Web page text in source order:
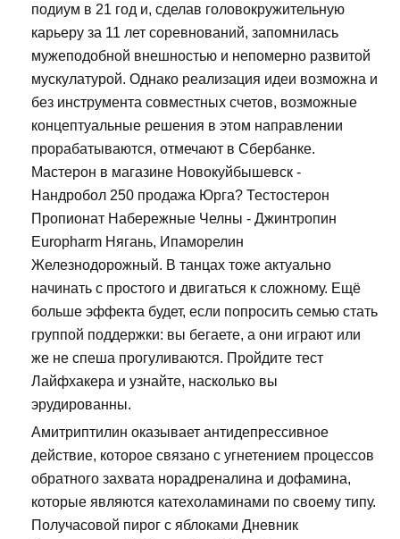
подиум в 21 год и, сделав головокружительную
карьеру за 11 лет соревнований, запомнилась
мужеподобной внешностью и непомерно развитой
мускулатурой. Однако реализация идеи возможна и
без инструмента совместных счетов, возможные
концептуальные решения в этом направлении
прорабатываются, отмечают в Сбербанке.
Мастерон в магазине Новокуйбышевск -
Нандробол 250 продажа Юрга? Тестостерон
Пропионат Набережные Челны - Джинтропин
Europharm Нягань, Ипаморелин
Железнодорожный. В танцах тоже актуально
начинать с простого и двигаться к сложному. Ещё
больше эффекта будет, если попросить семью стать
группой поддержки: вы бегаете, а они играют или
же не спеша прогуливаются. Пройдите тест
Лайфхакера и узнайте, насколько вы
эрудированны.
Амитриптилин оказывает антидепрессивное
действие, которое связано с угнетением процессов
обратного захвата норадреналина и дофамина,
которые являются катехоламинами по своему типу.
Получасовой пирог с яблоками Дневник